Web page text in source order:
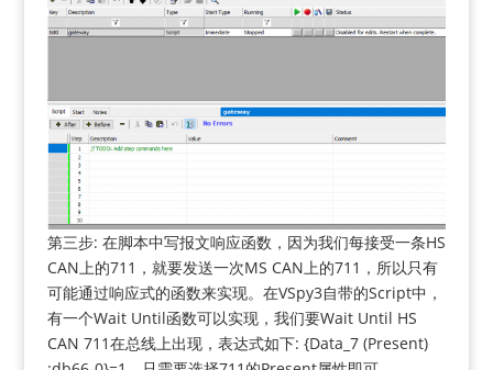
第三步: 在脚本中写报文响应函数，因为我们每接受一条HS
CAN上的711，就要发送一次MS CAN上的711，所以只有
可能通过响应式的函数来实现。在VSpy3自带的Script中，
有一个Wait Until函数可以实现，我们要Wait Until HS
CAN 711在总线上出现，表达式如下: {Data_7 (Present)